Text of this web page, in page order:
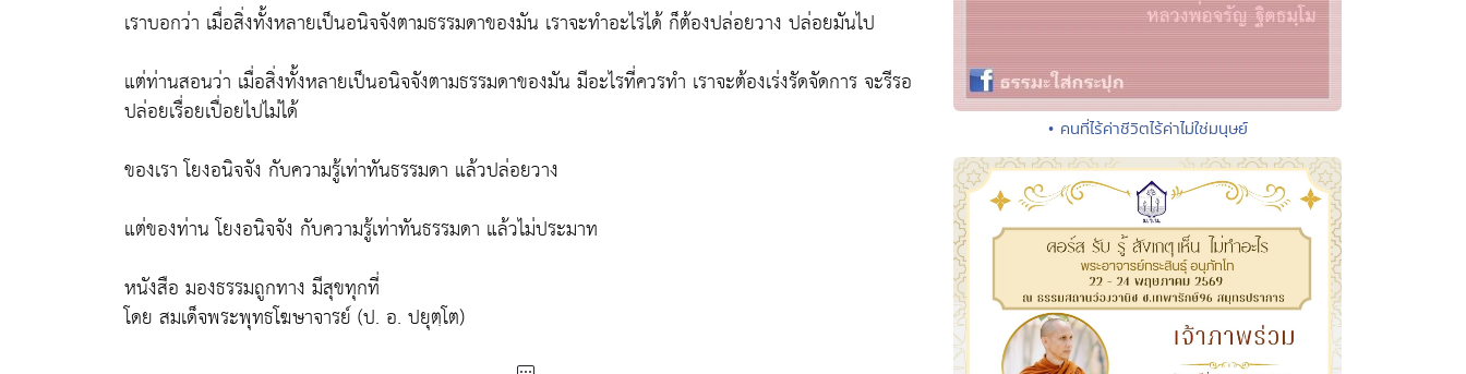
เราบอกว่า เมื่อสิ่งทั้งหลายเป็นอนิจจังตามธรรมดาของมัน เราจะทำอะไรได้ ก็ต้องปล่อยวาง ปล่อยมันไป
แต่ท่านสอนว่า เมื่อสิ่งทั้งหลายเป็นอนิจจังตามธรรมดาของมัน มีอะไรที่ควรทำ เราจะต้องเร่งรัดจัดการ จะรีรอ
ปล่อยเรื่อยเปื่อยไปไม่ได้
ของเรา โยงอนิจจัง กับความรู้เท่าทันธรรมดา แล้วปล่อยวาง
แต่ของท่าน โยงอนิจจัง กับความรู้เท่าทันธรรมดา แล้วไม่ประมาท
หนังสือ มองธรรมถูกทาง มีสุขทุกที่
โดย สมเด็จพระพุทธโฆษาจารย์ (ป. อ. ปยุตฺโต)
• คนที่ไร้ค่าชีวิตไร้ค่าไม่ใช่มนุษย์